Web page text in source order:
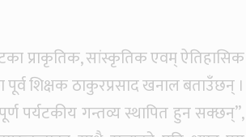
प्राकृतिक, सांस्कृतिक एवम् ऐतिहासिक
शिक्षक ठाकुरप्रसाद खनाल बताउँछन् ।
पर्यटकीय गन्तव्य स्थापित हुन सक्छन्”,